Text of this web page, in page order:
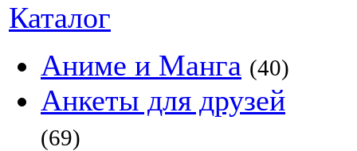
Каталог
Аниме и Манга (40)
Анкеты для друзей
(69)